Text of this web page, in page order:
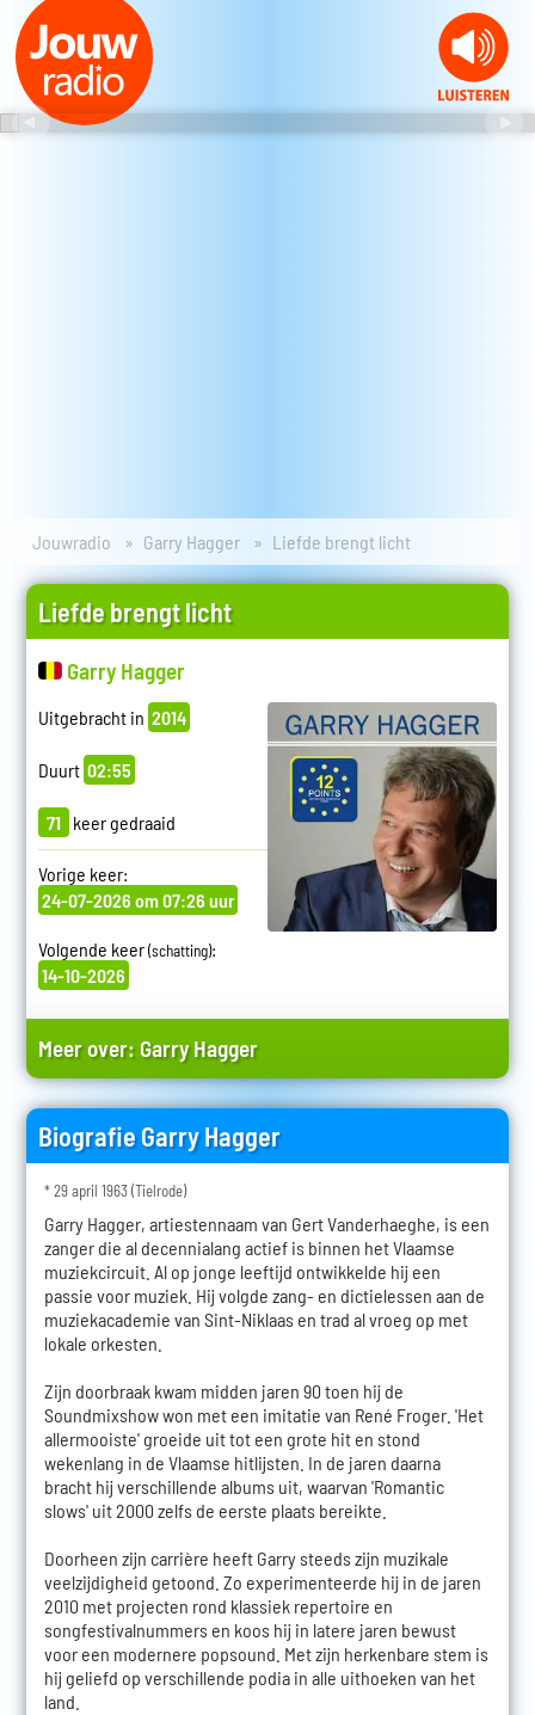
Jouwradio Garry Hagger Liefde brengt licht
Liefde brengt licht
Garry Hagger
Uitgebracht in 2014
Duurt 02:55
71 keer gedraaid
Vorige keer:
24-07-2026 om 07:26 uur
Volgende keer(schatting):
14-10-2026
Meer over: Garry Hagger
Biografie Garry Hagger
* 29 april 1963 (Tielrode)
Garry Hagger, artiestennaam van Gert Vanderhaeghe, is een
zanger die al decennialang actief is binnen het Vlaamse
muziekcircuit. Al op jonge leeftijd ontwikkelde hij een
passie voor muziek. Hij volgde zang- en dictielessen aan de
muziekacademie van Sint-Niklaas en trad al vroeg op met
lokale orkesten.
Zijn doorbraak kwam midden jaren 90 toen hij de
Soundmixshow won met een imitatie van René Froger. 'Het
allermooiste' groeide uit tot een grote hit en stond
wekenlang in de Vlaamse hitlijsten. In de jaren daarna
bracht hij verschillende albums uit, waarvan 'Romantic
slows' uit 2000 zelfs de eerste plaats bereikte.
Doorheen zijn carrière heeft Garry steeds zijn muzikale
veelzijdigheid getoond. Zo experimenteerde hij in de jaren
2010 met projecten rond klassiek repertoire en
songfestivalnummers en koos hij in latere jaren bewust
voor een modernere popsound. Met zijn herkenbare stem is
hij geliefd op verschillende podia in alle uithoeken van het
land.